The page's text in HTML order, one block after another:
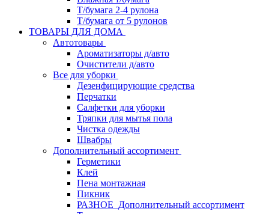
Т/бумага 2-4 рулона
Т/бумага от 5 рулонов
ТОВАРЫ ДЛЯ ДОМА
Автотовары
Ароматизаторы д/авто
Очистители д/авто
Все для уборки
Дезенфицирующие средства
Перчатки
Салфетки для уборки
Тряпки для мытья пола
Чистка одежды
Швабры
Дополнительный ассортимент
Герметики
Клей
Пена монтажная
Пикник
РАЗНОЕ_Дополнительный ассортимент